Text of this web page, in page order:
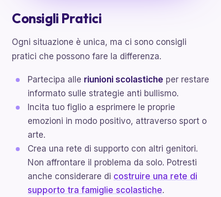
Consigli Pratici
Ogni situazione è unica, ma ci sono consigli
pratici che possono fare la differenza.
Partecipa alle riunioni scolastiche per restare
informato sulle strategie anti bullismo.
Incita tuo figlio a esprimere le proprie
emozioni in modo positivo, attraverso sport o
arte.
Crea una rete di supporto con altri genitori.
Non affrontare il problema da solo. Potresti
anche considerare di costruire una rete di
supporto tra famiglie scolastiche.